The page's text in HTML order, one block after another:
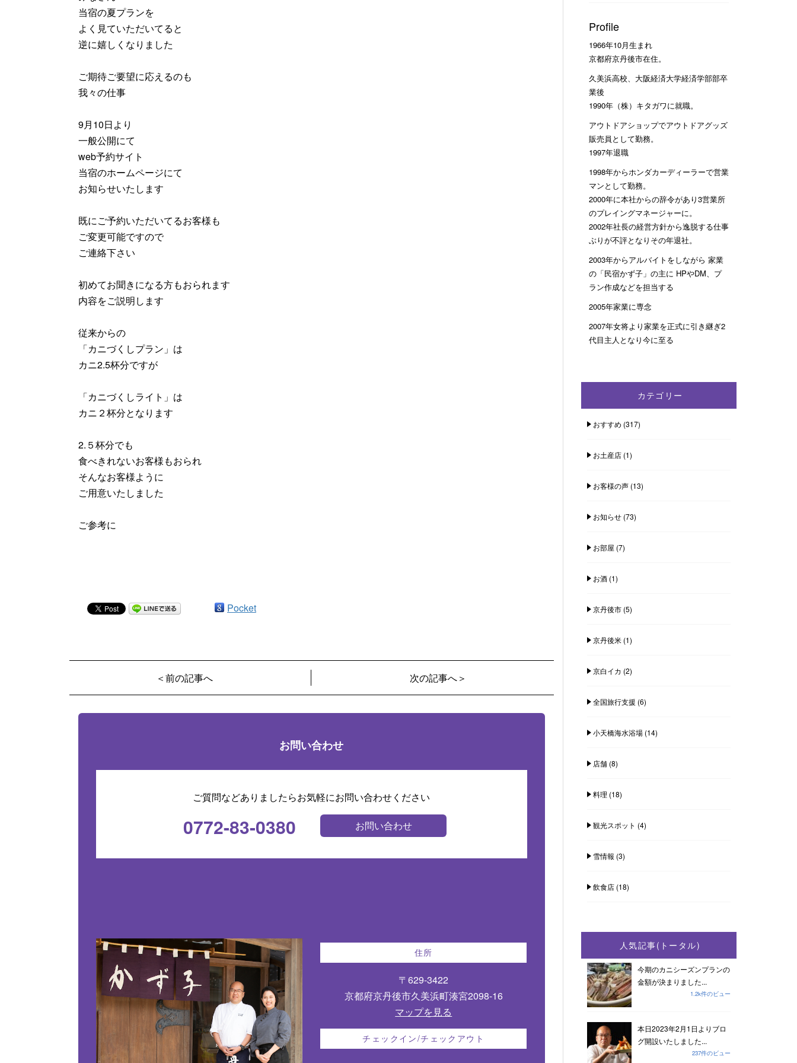
当宿の夏プランを
よく見ていただいてると
逆に嬉しくなりました
ご期待ご要望に応えるのも
我々の仕事
9月10日より
一般公開にて
web予約サイト
当宿のホームページにて
お知らせいたします
既にご予約いただいてるお客様も
ご変更可能ですので
ご連絡下さい
初めてお聞きになる方もおられます
内容をご説明します
従来からの
「カニづくしプラン」は
カニ2.5杯分ですが
「カニづくしライト」は
カニ２杯分となります
2.５杯分でも
食べきれないお客様もおられ
そんなお客様ように
ご用意いたしました
ご参考に
Pocket
＜前の記事へ 次の記事へ＞
お問い合わせ
ご質問などありましたらお気軽にお問い合わせください
0772-83-0380 お問い合わせ
住所
〒629-3422
京都府京丹後市久美浜町湊宮2098-16
マップを見る
チェックイン/チェックアウト
Profile
1966年10月生まれ
京都府京丹後市在住。
久美浜高校、大阪経済大学経済学部部卒
業後
1990年（株）キタガワに就職。
アウトドアショップでアウトドアグッズ
販売員として勤務。
1997年退職
1998年からホンダカーディーラーで営業
マンとして勤務。
2000年に本社からの辞令があり3営業所
のプレイングマネージャーに。
2002年社長の経営方針から逸脱する仕事
ぶりが不評となりその年退社。
2003年からアルバイトをしながら 家業
の「民宿かず子」の主に HPやDM、プ
ラン作成などを担当する
2005年家業に専念
2007年女将より家業を正式に引き継ぎ2
代目主人となり今に至る
カテゴリー
おすすめ (317)
お土産店(1)
お客様の声(13)
お知らせ(73)
お部屋 (7)
お酒(1)
京丹後市(5)
京丹後米(1)
京白イカ (2)
全国旅行支援 (6)
小天橋海水浴場(14)
店舗(8)
料理 (18)
観光スポット (4)
雪情報 (3)
飲食店(18)
人気記事(トータル)
今期のカニシーズンプランの
金額が決まりました...
1.2k件のビュー
本日2023年2月1日よりブロ
グ開設いたしました...
237件のビュー